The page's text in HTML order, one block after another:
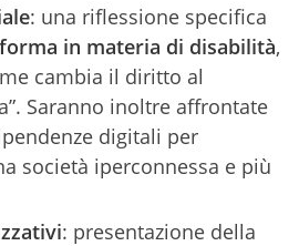
: una riflessione specifica
in materia di disabilità,
cambia il diritto al
Saranno inoltre affrontate
digitali per
società iperconnessa e più
: presentazione della